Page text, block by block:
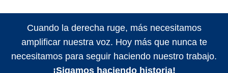
Cuando la derecha ruge, más necesitamos
amplificar nuestra voz. Hoy más que nunca te
necesitamos para seguir haciendo nuestro trabajo.
¡Sigamos haciendo historia!